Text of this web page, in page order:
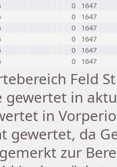
0
1647
0
1647
0
1647
0
1647
0
1647
0 1647
Feld
gewertet in
in
gewertet, da
zur